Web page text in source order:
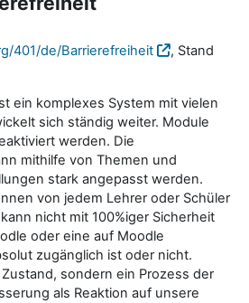
401/de/Barrierefreiheit
, Stand
ein komplexes System mit vielen
sich ständig weiter. Module
werden. Die
mithilfe von Themen und
stark angepasst werden.
von jedem Lehrer oder Schüler
nicht mit 100%iger Sicherheit
oder eine auf Moodle
zugänglich ist oder nicht.
sondern ein Prozess der
als Reaktion auf unsere